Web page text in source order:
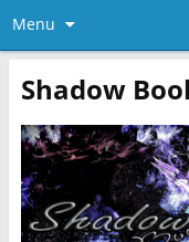
Menu
Shadow